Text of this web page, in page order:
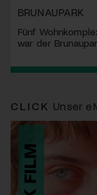
BRUNAUPARK
Fünf
war der
CLICK Unser